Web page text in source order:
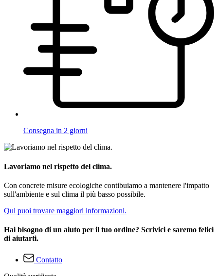
Consegna in 2 giorni
Lavoriamo nel rispetto del clima.
Con concrete misure ecologiche contibuiamo a mantenere l'impatto
sull'ambiente e sul clima il più basso possibile.
Qui puoi trovare maggiori informazioni.
Hai bisogno di un aiuto per il tuo ordine? Scrivici e saremo felici
di aiutarti.
Contatto